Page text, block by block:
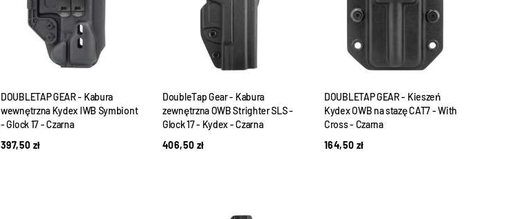
DOUBLETAP GEAR - Kabura
wewnętrzna Kydex IWB Symbiont
- Glock 17 - Czarna
397,50 zł
DoubleTap Gear - Kabura
zewnętrzna OWB Strighter SLS -
Glock 17 - Kydex - Czarna
406,50 zł
DOUBLETAP GEAR - Kieszeń
Kydex OWB na stazę CAT7 - With
Cross - Czarna
164,50 zł